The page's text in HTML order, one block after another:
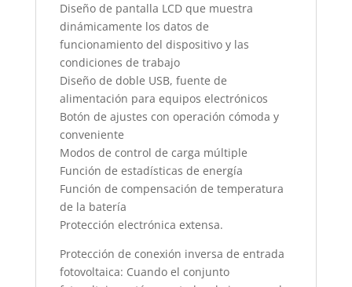
Diseño de pantalla LCD que muestra
dinámicamente los datos de
funcionamiento del dispositivo y las
condiciones de trabajo
Diseño de doble USB, fuente de
alimentación para equipos electrónicos
Botón de ajustes con operación cómoda y
conveniente
Modos de control de carga múltiple
Función de estadísticas de energía
Función de compensación de temperatura
de la batería
Protección electrónica extensa.
Protección de conexión inversa de entrada
fotovoltaica: Cuando el conjunto